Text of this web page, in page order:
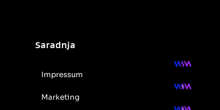
Saradnja
Impressum
Marketing